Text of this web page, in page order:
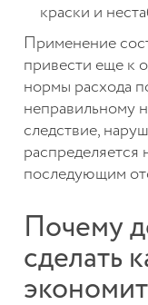
краски и
Применение
привести еще к
нормы расхода
неправильному
следствие,
распределяется
последующим
Почему
сделать